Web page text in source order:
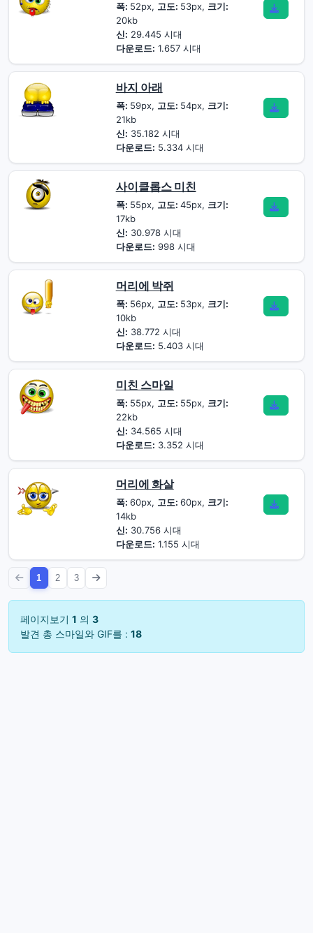
폭: 52px, 고도: 53px, 크기:
20kb
신: 29.445 시대
다운로드: 1.657 시대
바지 아래
폭: 59px, 고도: 54px, 크기:
21kb
신: 35.182 시대
다운로드: 5.334 시대
사이클롭스 미친
폭: 55px, 고도: 45px, 크기:
17kb
신: 30.978 시대
다운로드: 998 시대
머리에 박쥐
폭: 56px, 고도: 53px, 크기:
10kb
신: 38.772 시대
다운로드: 5.403 시대
미친 스마일
폭: 55px, 고도: 55px, 크기:
22kb
신: 34.565 시대
다운로드: 3.352 시대
머리에 화살
폭: 60px, 고도: 60px, 크기:
14kb
신: 30.756 시대
다운로드: 1.155 시대
1 2 3
페이지보기 1 의 3
발견 총 스마일와 GIF를 : 18